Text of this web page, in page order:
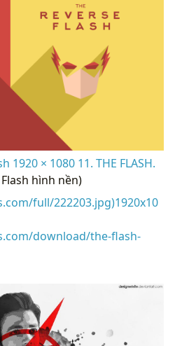
1920 × 1080 11. THE FLASH.
hình nền)
full/222203.jpg)1920x10
download/the-flash-